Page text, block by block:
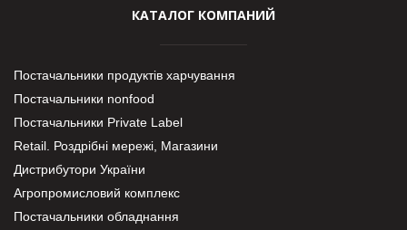
КАТАЛОГ КОМПАНИЙ
Постачальники продуктів харчування
Постачальники nonfood
Постачальники Private Label
Retail. Роздрібні мережі, Магазини
Дистрибутори України
Агропромисловий комплекс
Постачальники обладнання